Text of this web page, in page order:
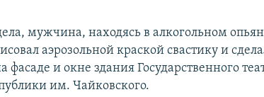
мужчина, находясь в алкогольном
аэрозольной краской свастику и
фасаде и окне здания Государственного
им. Чайковского.